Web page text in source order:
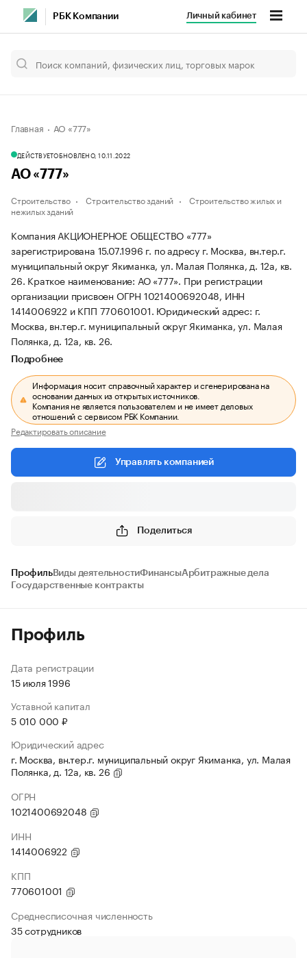
РБК Компании Личный кабинет
Главная АО «777»
ДЕЙСТВУЕТОБНОВЛЕНО, 10.11.2022
АО «777»
Строительство Строительство зданий
Строительство жилых и
нежилых зданий
Компания АКЦИОНЕРНОЕ ОБЩЕСТВО «777»
зарегистрирована 15.07.1996 г. по адресу г. Москва, вн.тер.г.
муниципальный округ Якиманка, ул. Малая Полянка, д. 12а, кв.
26. Краткое наименование: АО «777». При регистрации
организации присвоен ОГРН 1021400692048, ИНН
1414006922 и КПП 770601001. Юридический адрес: г.
Москва, вн.тер.г. муниципальный округ Якиманка, ул. Малая
Полянка, д. 12а, кв. 26.
Подробнее
Информация носит справочный характер и сгенерирована на
основании данных из открытых источников.
Компания не является пользователем и не имеет деловых
отношений с сервисом РБК Компании.
Редактировать описание
Управлять компанией
Поделиться
ПрофильВиды деятельностиФинансыАрбитражные дела
Государственные контракты
Профиль
Дата регистрации
15 июля 1996
Уставной капитал
5 010 000 ₽
Юридический адрес
г. Москва, вн.тер.г. муниципальный округ Якиманка, ул. Малая
Полянка, д. 12а, кв. 26
ОГРН
1021400692048
ИНН
1414006922
КПП
770601001
Среднесписочная численность
35 сотрудников